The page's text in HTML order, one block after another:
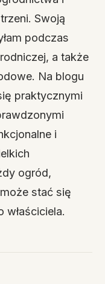
Swoją
podczas
a także
Na blogu
praktycznymi
i
ogród,
stać się
właściciela.